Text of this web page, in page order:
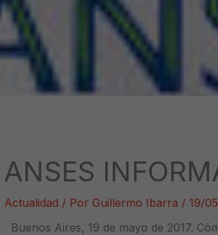
ANSES
Actualidad / Por Guillermo Ibarra /19/
Buenos Aires, 19 de mayo de 2017.